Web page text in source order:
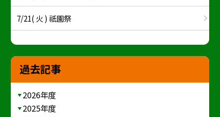
7/21( 火 ) 祇園祭
過去記事
2026年度
2025年度